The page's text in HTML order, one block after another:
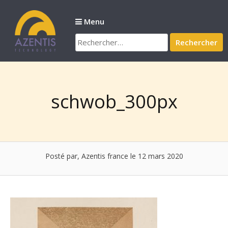
contenu
Menu
Rechercher :
schwob_300px
Posté par, Azentis france le 12 mars 2020